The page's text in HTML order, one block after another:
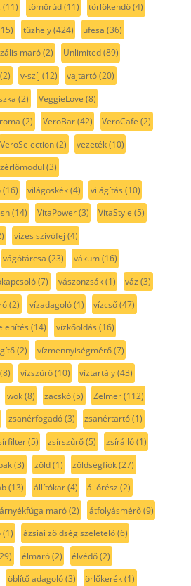
(11) tömőrúd(11) törlőkendő(4)
tűzhely(424) ufesa (36)
maró(2) Unlimited(89)
(2) v-szíj (12) vajtartó(20)
(2) VeggieLove (8)
(2) VeroBar(42) VeroCafe (2)
VeroSelection(2) vezeték(10)
(3)
(16) világoskék(4) világítás (10)
(14) VitaPower(3) VitaStyle (5)
vizes szívófej (4)
vágótárcsa (23) vákum(16)
(7) vászonzsák(1) váz (3)
(2) vízadagoló(1) vízcső(47)
(14) vízkőoldás (16)
(2) vízmennyiségmérő(7)
(8) vízszűrő(10) víztartály(43)
wok(8) zacskó(5) Zelmer(112)
zsanérfogadó(3) zsanértartó(1)
(5) zsírszűrő(5) zsírálló(1)
(3) zöld(1) zöldségfiók(27)
(13) állítókar(4) állórész (2)
árnyékfúga maró(2) átfolyásmérő(9)
(1) ázsiai zöldség szeletelő(6)
élmaró(2) élvédő(2)
öblítő adagoló(3) örlőkerék(1)